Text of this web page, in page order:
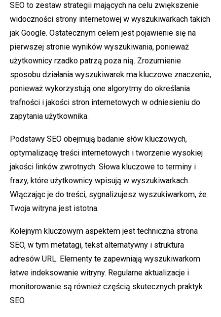
SEO to zestaw strategii mających na celu zwiększenie
widoczności strony internetowej w wyszukiwarkach takich
jak Google. Ostatecznym celem jest pojawienie się na
pierwszej stronie wyników wyszukiwania, ponieważ
użytkownicy rzadko patrzą poza nią. Zrozumienie
sposobu działania wyszukiwarek ma kluczowe znaczenie,
ponieważ wykorzystują one algorytmy do określania
trafności i jakości stron internetowych w odniesieniu do
zapytania użytkownika.
Podstawy SEO obejmują badanie słów kluczowych,
optymalizację treści internetowych i tworzenie wysokiej
jakości linków zwrotnych. Słowa kluczowe to terminy i
frazy, które użytkownicy wpisują w wyszukiwarkach.
Włączając je do treści, sygnalizujesz wyszukiwarkom, że
Twoja witryna jest istotna.
Kolejnym kluczowym aspektem jest techniczna strona
SEO, w tym metatagi, tekst alternatywny i struktura
adresów URL. Elementy te zapewniają wyszukiwarkom
łatwe indeksowanie witryny. Regularne aktualizacje i
monitorowanie są również częścią skutecznych praktyk
SEO.